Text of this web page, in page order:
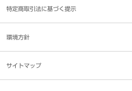
特定商取引法に基づく提示
環境方針
サイトマップ